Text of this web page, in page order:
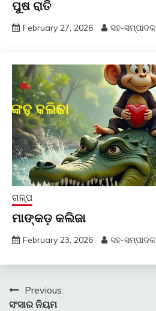
ପୁଷ ରାତି
February 27, 2026 ସହ-ସମ୍ପାଦକ
ଗଳ୍ପ
ମାଙ୍କଡ଼ କଲିଜା
February 23, 2026 ସହ-ସମ୍ପାଦକ
PostPrevious:
ସଂସାର ନିୟମ